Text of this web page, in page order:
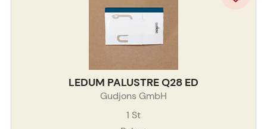
LEDUM PALUSTRE Q28 ED
Gudjons GmbH
1 St